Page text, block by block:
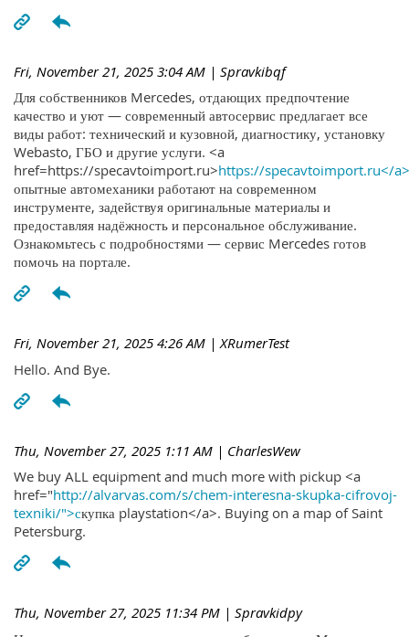
Fri, November 21, 2025 3:04 AM | Spravkibqf
Для собственников Mercedes, отдающих предпочтение
качество и уют — современный автосервис предлагает все
виды работ: технический и кузовной, диагностику, установку
Webasto, ГБО и другие услуги. <a
href=https://specavtoimport.ru>https://specavtoimport.ru</a>
опытные автомеханики работают на современном
инструменте, задействуя оригинальные материалы и
предоставляя надёжность и персональное обслуживание.
Ознакомьтесь с подробностями — сервис Mercedes готов
помочь на портале.
Fri, November 21, 2025 4:26 AM | XRumerTest
Hello. And Bye.
Thu, November 27, 2025 1:11 AM | CharlesWew
We buy ALL equipment and much more with pickup <a
href="http://alvarvas.com/s/chem-interesna-skupka-cifrovoj-
texniki/">скупка playstation</a>. Buying on a map of Saint
Petersburg.
Thu, November 27, 2025 11:34 PM | Spravkidpy